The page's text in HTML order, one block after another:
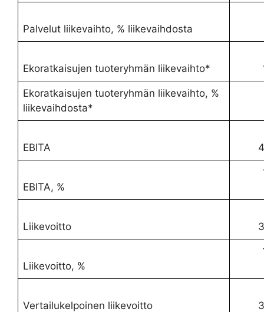
Palvelut liikevaihto, % liikevaihdosta
Ekoratkaisujen tuoteryhmän liikevaihto*
Ekoratkaisujen tuoteryhmän liikevaihto, %
liikevaihdosta*
EBITA
EBITA, %
Liikevoitto
Liikevoitto, %
Vertailukelpoinen liikevoitto